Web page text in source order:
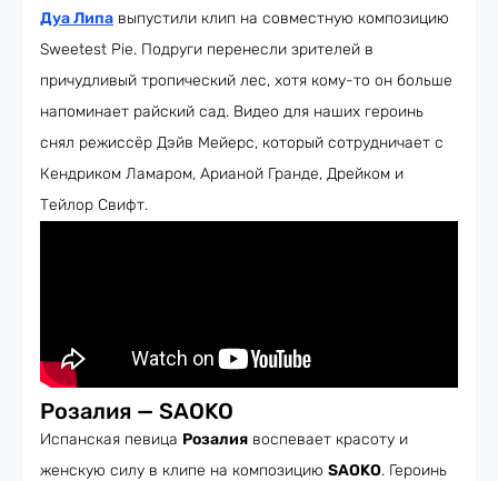
Дуа Липа выпустили клип на совместную композицию
Sweetest Pie. Подруги перенесли зрителей в
причудливый тропический лес, хотя кому-то он больше
напоминает райский сад. Видео для наших героинь
снял режиссёр Дэйв Мейерс, который сотрудничает с
Кендриком Ламаром, Арианой Гранде, Дрейком и
Тейлор Свифт.
Розалия — SAOKO
Испанская певица Розалия воспевает красоту и
женскую силу в клипе на композицию SAOKO. Героинь